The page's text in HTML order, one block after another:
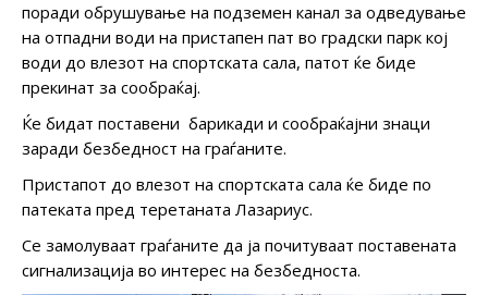
поради обрушување на подземен канал за одведување
на отпадни води на пристапен пат во градски парк кој
води до влезот на спортската сала, патот ќе биде
прекинат за сообраќај.
Ќе бидат поставени барикади и сообраќајни знаци
заради безбедност на граѓаните.
Пристапот до влезот на спортската сала ќе биде по
патеката пред теретаната Лазариус.
Се замолуваат граѓаните да ја почитуваат поставената
сигнализација во интерес на безбедноста.